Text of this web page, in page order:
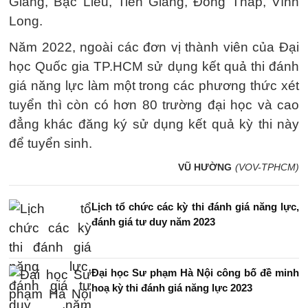
Long.
Năm 2022, ngoài các đơn vị thành viên của Đại
học Quốc gia TP.HCM sử dụng kết quả thi đánh
giá năng lực làm một trong các phương thức xét
tuyển thì còn có hơn 80 trường đại học và cao
đẳng khác đăng ký sử dụng kết quả kỳ thi này
để tuyển sinh.
VŨ HƯỜNG (VOV-TPHCM)
Lịch tổ chức các kỳ thi đánh giá năng lực,
đánh giá tư duy năm 2023
Đại học Sư phạm Hà Nội công bố đề minh
hoạ kỳ thi đánh giá năng lực 2023